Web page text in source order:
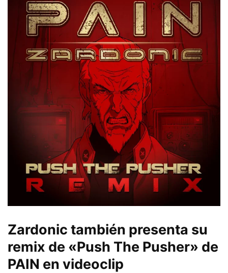
Zardonic también presenta su
remix de «Push The Pusher» de
PAIN en videoclip